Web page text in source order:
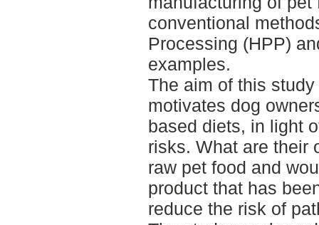
conventional
Processing (HPP)
examples.
The aim of this
motivates dog
based diets, in light
risks. What are their
raw pet food and
product that has
reduce the risk of